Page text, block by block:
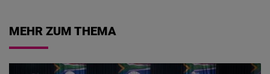
MEHR ZUM THEMA